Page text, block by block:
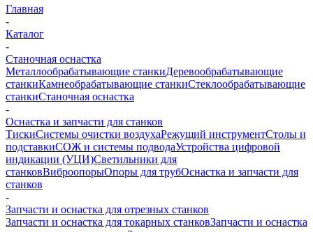
Главная
-
Каталог
-
Станочная оснастка
Металлообрабатывающие станкиДеревообрабатывающие
станкиКамнеобрабатывающие станкиСтеклообрабатывающие
станкиСтаночная оснастка
-
Оснастка и запчасти для станков
ТискиСистемы очистки воздухаРежущий инструментСтолы и
подставкиСОЖ и системы подводаУстройства цифровой
индикации (УЦИ)Светильники для
станковВиброопорыОпоры для трубОснастка и запчасти для
станков
-
Запчасти и оснастка для отрезных станков
Запчасти и оснастка для токарных станковЗапчасти и оснастка